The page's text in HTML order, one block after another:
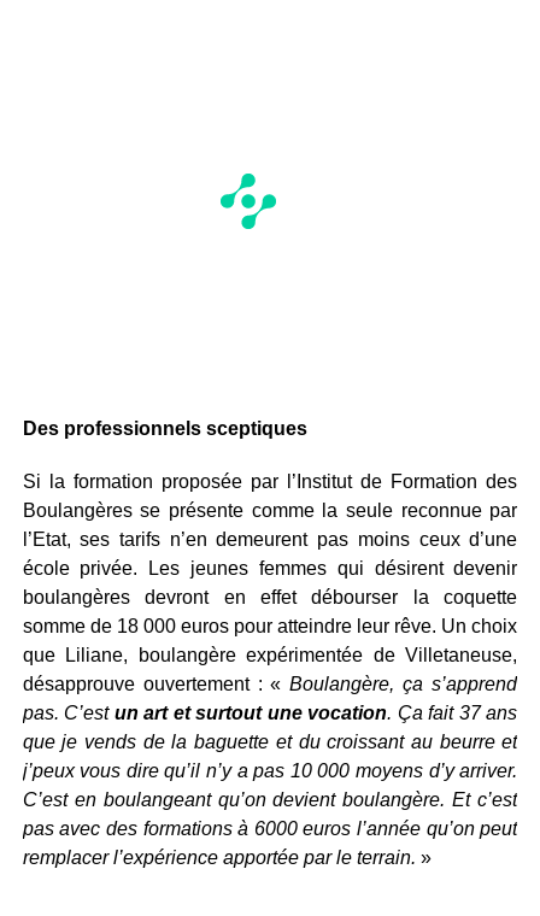
Des professionnels sceptiques
Si la formation proposée par l’Institut de Formation des
Boulangères se présente comme la seule reconnue par
l’Etat, ses tarifs n’en demeurent pas moins ceux d’une
école privée. Les jeunes femmes qui désirent devenir
boulangères devront en effet débourser la coquette
somme de 18 000 euros pour atteindre leur rêve. Un choix
que Liliane, boulangère expérimentée de Villetaneuse,
désapprouve ouvertement : «Boulangère, ça s’apprend
pas. C’est un art et surtout une vocation. Ça fait 37 ans
que je vends de la baguette et du croissant au beurre et
j’peux vous dire qu’il n’y a pas 10 000 moyens d’y arriver.
C’est en boulangeant qu’on devient boulangère. Et c’est
pas avec des formations à 6000 euros l’année qu’on peut
remplacer l’expérience apportée par le terrain. »